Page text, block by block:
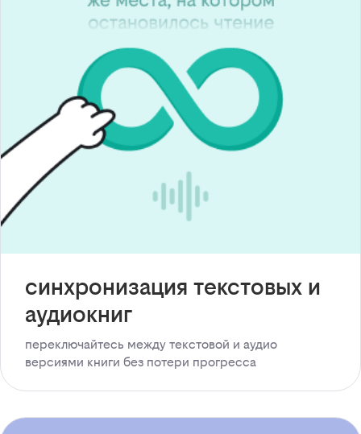
синхронизация текстовых и
аудиокниг
переключайтесь между текстовой и аудио
версиями книги без потери прогресса